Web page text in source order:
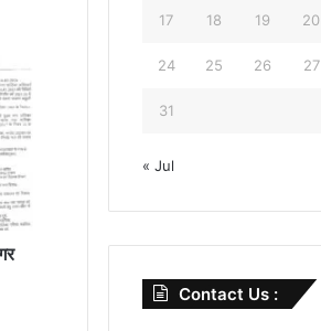
17 18 19 20
24 25 26 27
31
« Jul
Contact Us :